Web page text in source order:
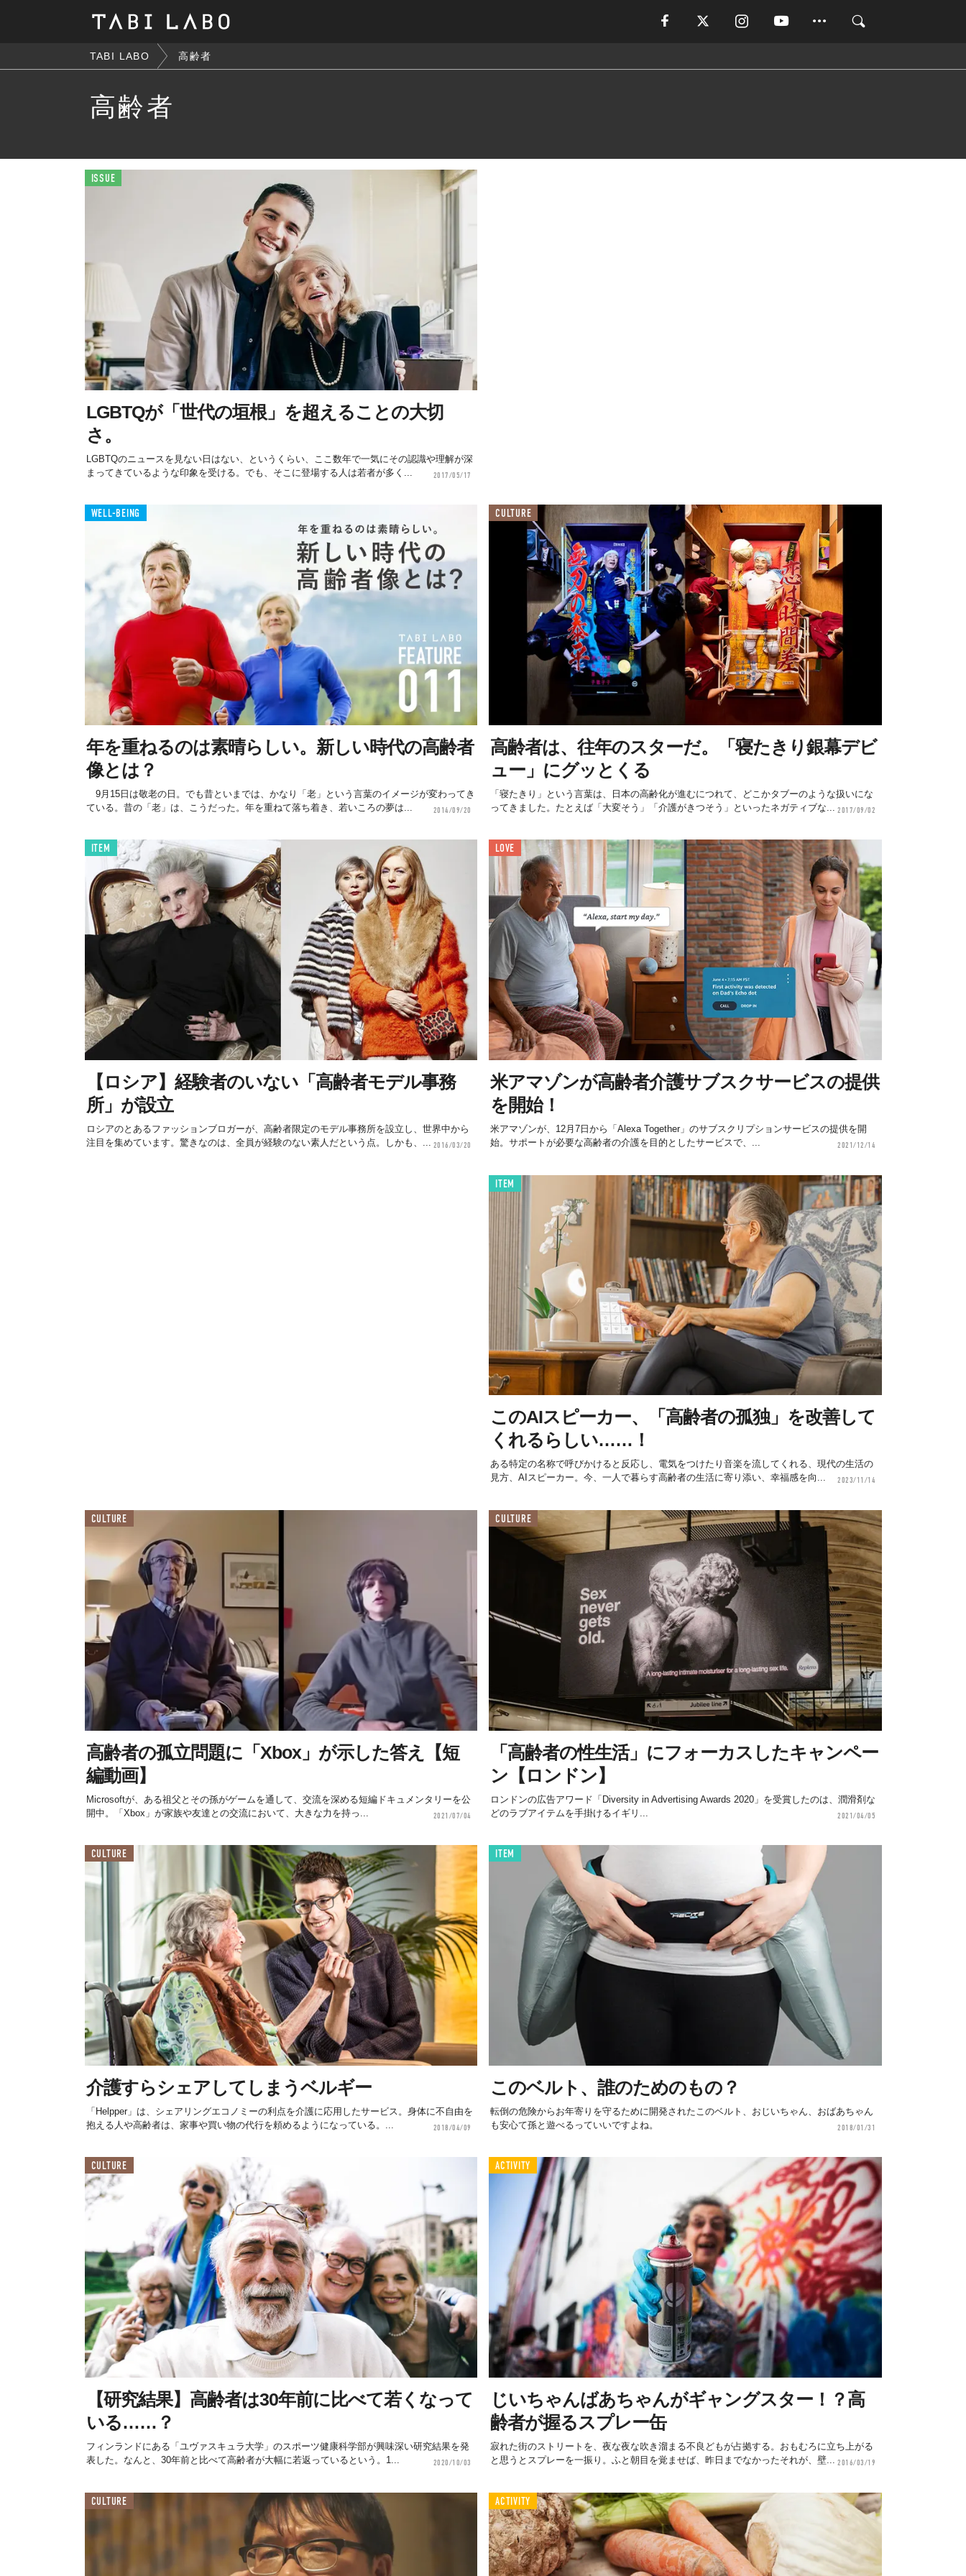
TABI LABO 高齢者
高齢者
ISSUE
LGBTQが「世代の垣根」を超えることの大切
さ。
LGBTQのニュースを見ない日はない、というくらい、ここ数年で一気にその認識や理解が深
まってきているような印象を受ける。でも、そこに登場する人は若者が多く...
2017/05/17
WELL-BEING
年を重ねるのは素晴らしい。新しい時代の高齢者
像とは？
9月15日は敬老の日。でも昔といまでは、かなり「老」という言葉のイメージが変わってき
ている。昔の「老」は、こうだった。年を重ねて落ち着き、若いころの夢は...
2014/09/20
CULTURE
高齢者は、往年のスターだ。「寝たきり銀幕デビ
ュー」にグッとくる
「寝たきり」という言葉は、日本の高齢化が進むにつれて、どこかタブーのような扱いにな
ってきました。たとえば「大変そう」「介護がきつそう」といったネガティブな...
2017/09/02
ITEM
【ロシア】経験者のいない「高齢者モデル事務
所」が設立
ロシアのとあるファッションブロガーが、高齢者限定のモデル事務所を設立し、世界中から
注目を集めています。驚きなのは、全員が経験のない素人だという点。しかも、... 2016/03/20
LOVE
米アマゾンが高齢者介護サブスクサービスの提供
を開始！
米アマゾンが、12月7日から「Alexa Together」のサブスクリプションサービスの提供を開
始。サポートが必要な高齢者の介護を目的としたサービスで、...
2021/12/14
ITEM
このAIスピーカー、「高齢者の孤独」を改善して
くれるらしい……！
ある特定の名称で呼びかけると反応し、電気をつけたり音楽を流してくれる、現代の生活の
見方、AIスピーカー。今、一人で暮らす高齢者の生活に寄り添い、幸福感を向...
2023/11/14
CULTURE
高齢者の孤立問題に「Xbox」が示した答え【短
編動画】
Microsoftが、ある祖父とその孫がゲームを通して、交流を深める短編ドキュメンタリーを公
開中。「Xbox」が家族や友達との交流において、大きな力を持っ...
2021/07/04
CULTURE
「高齢者の性生活」にフォーカスしたキャンペー
ン【ロンドン】
ロンドンの広告アワード「Diversity in Advertising Awards 2020」を受賞したのは、潤滑剤な
どのラブアイテムを手掛けるイギリ...
2021/04/05
CULTURE
介護すらシェアしてしまうベルギー
「Helpper」は、シェアリングエコノミーの利点を介護に応用したサービス。身体に不自由を
抱える人や高齢者は、家事や買い物の代行を頼めるようになっている。...
2018/04/09
ITEM
このベルト、誰のためのもの？
転倒の危険からお年寄りを守るために開発されたこのベルト、おじいちゃん、おばあちゃん
も安心て孫と遊べるっていいですよね。
2018/01/31
CULTURE
【研究結果】高齢者は30年前に比べて若くなって
いる……？
フィンランドにある「ユヴァス​​キュラ大学」のスポーツ健康科学部が興味深い研究結果を発
表した。なんと、30年前と比べて高齢者が大幅に若返っているという。1...
2020/10/03
ACTIVITY
じいちゃんばあちゃんがギャングスター！？高
齢者が握るスプレー缶
寂れた街のストリートを、夜な夜な吹き溜まる不良どもが占拠する。おもむろに立ち上がる
と思うとスプレーを一振り。ふと朝目を覚ませば、昨日までなかったそれが、壁... 2016/03/19
CULTURE ACTIVITY